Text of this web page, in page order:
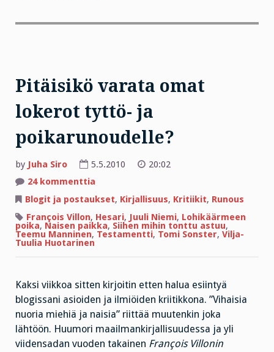
Pitäisikö varata omat
lokerot tyttö- ja
poikarunoudelle?
by Juha Siro 5.5.2010
20:02
24 kommenttia
varata
omat
lokerot
tyttö-
ja
poikarunoudelle?
Blogit ja postaukset, Kirjallisuus, Kritiikit, Runous
François Villon, Hesari, Juuli Niemi, Lohikäärmeen
poika, Naisen paikka, Siihen mihin tonttu astuu,
Teemu Manninen, Testamentti, Tomi Sonster, Vilja-
Tuulia Huotarinen
Kaksi viikkoa sitten kirjoitin etten halua esiintyä
blogissani asioiden ja ilmiöiden kriitikkona. ”Vihaisia
nuoria miehiä ja naisia” riittää muutenkin joka
lähtöön. Huumori maailmankirjallisuudessa ja yli
viidensadan vuoden takainen François Villonin